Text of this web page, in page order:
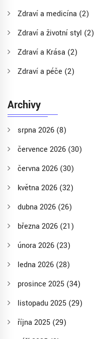
Zdraví a medicína (2)
Zdraví a životní styl (2)
Zdraví a Krása (2)
Zdraví a péče (2)
Archivy
srpna 2026 (8)
července 2026 (30)
června 2026 (30)
května 2026 (32)
dubna 2026 (26)
března 2026 (21)
února 2026 (23)
ledna 2026 (28)
prosince 2025 (34)
listopadu 2025 (29)
října 2025 (29)